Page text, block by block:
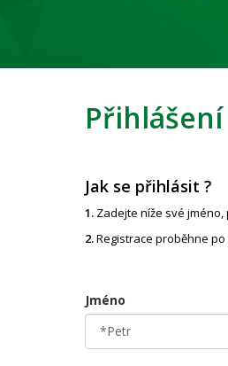
Jak se přihlásit ?
1. Zadejte níže své jméno,
2.Registrace proběhne
Jméno